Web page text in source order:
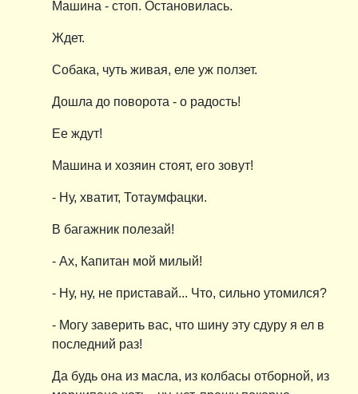
Машина - стоп. Остановилась.
Ждет.
Собака, чуть живая, еле уж ползет.
Дошла до поворота - о радость!
Ее ждут!
Машина и хозяин стоят, его зовут!
- Ну, хватит, Тотаумфацки.
В багажник полезай!
- Ах, Капитан мой милый!
- Ну, ну, не приставай... Что, сильно утомился?
- Могу заверить вас, что шину эту сдуру я ел в
последний раз!
Да будь она из масла, из колбасы отборной, из